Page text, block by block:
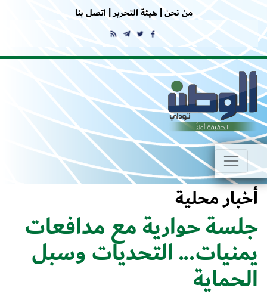
من نحن |هيئة التحرير | اتصل بنا
أخبار محلية
جلسة حوارية مع مدافعات
يمنيات... التحديات وسبل
الحماية